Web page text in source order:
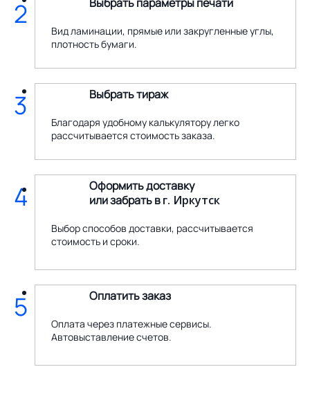
Вид ламинации, прямые или закругленные углы,
плотность бумаги.
2
Выбрать тираж
Благодаря удобному калькулятору легко
рассчитывается стоимость заказа.
3
Оформить доставку
или забрать вг. Иркутск
Выбор способов доставки, рассчитывается
стоимость и сроки.
4
Оплатить заказ
Оплата через платежные сервисы.
Автовыставление счетов.
5